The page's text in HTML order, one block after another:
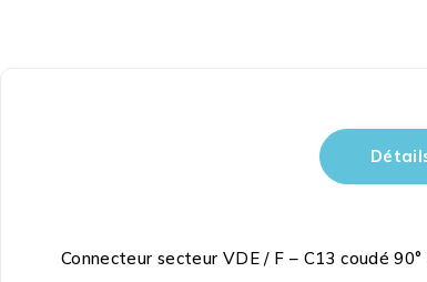
Connecteur secteur VDE / F – C13 coudé